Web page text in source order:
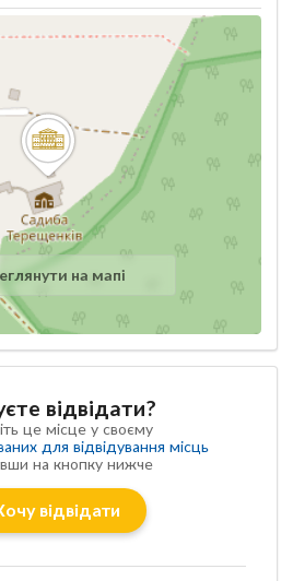
на мапі
відвідати?
це місце у своєму
для відвідування місць
на кнопку нижче
відвідати